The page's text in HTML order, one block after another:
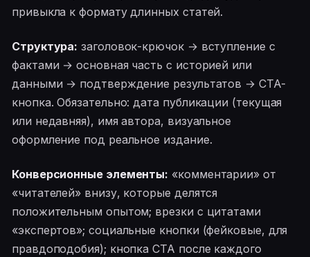
привыкла к формату длинных статей.
Структура: заголовок-крючок → вступление с
фактами → основная часть с историей или
данными → подтверждение результатов → CTA-
кнопка. Обязательно: дата публикации (текущая
или недавняя), имя автора, визуальное
оформление под реальное издание.
Конверсионные элементы: «комментарии» от
«читателей» внизу, которые делятся
положительным опытом; врезки с цитатами
«экспертов»; социальные кнопки (фейковые, для
правдоподобия); кнопка CTA после каждого